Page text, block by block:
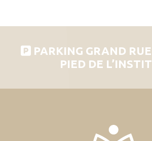
PARKING GRAND
PIED DE